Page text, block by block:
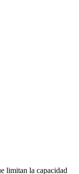
limitan la capacidad